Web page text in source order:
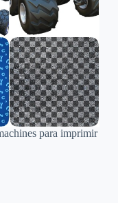
para imprimir